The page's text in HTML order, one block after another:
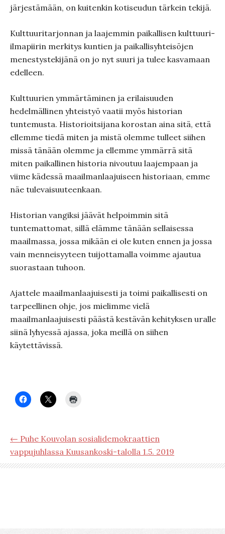
järjestämään, on kuitenkin kotiseudun tärkein tekijä.
Kulttuuritarjonnan ja laajemmin paikallisen kulttuuri-
ilmapiirin merkitys kuntien ja paikallisyhteisöjen
menestystekijänä on jo nyt suuri ja tulee kasvamaan
edelleen.
Kulttuurien ymmärtäminen ja erilaisuuden
hedelmällinen yhteistyö vaatii myös historian
tuntemusta. Historioitsijana korostan aina sitä, että
ellemme tiedä miten ja mistä olemme tulleet siihen
missä tänään olemme ja ellemme ymmärrä sitä
miten paikallinen historia nivoutuu laajempaan ja
viime kädessä maailmanlaajuiseen historiaan, emme
näe tulevaisuuteenkaan.
Historian vangiksi jäävät helpoimmin sitä
tuntemattomat, sillä elämme tänään sellaisessa
maailmassa, jossa mikään ei ole kuten ennen ja jossa
vain menneisyyteen tuijottamalla voimme ajautua
suorastaan tuhoon.
Ajattele maailmanlaajuisesti ja toimi paikallisesti on
tarpeellinen ohje, jos mielimme vielä
maailmanlaajuisesti päästä kestävän kehityksen uralle
siinä lyhyessä ajassa, joka meillä on siihen
käytettävissä.
← Puhe Kouvolan sosialidemokraattien
vappujuhlassa Kuusankoski-talolla 1.5. 2019